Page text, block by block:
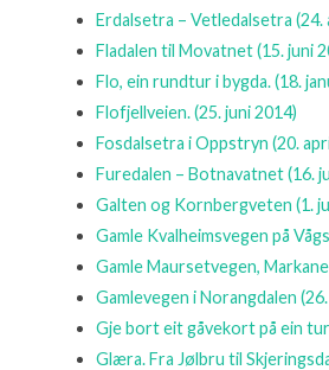
Erdalsetra – Vetledalsetra(24.
Fladalen til Movatnet(15. juni
Flo, ein rundtur i bygda.(18.
Flofjellveien.(25. juni 2014)
Fosdalsetra i Oppstryn(20.
Furedalen – Botnavatnet(16.
Galten og Kornbergveten(1.
Gamle Kvalheimsvegen på
Gamle Maursetvegen,
Gamlevegen i Norangdalen
Gje bort eit gåvekort på ein
Glæra. Fra Jølbru til